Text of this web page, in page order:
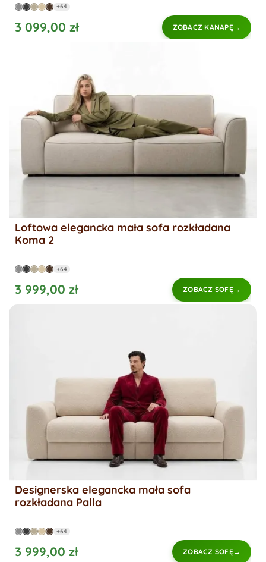
+64
3 099,00 zł ZOBACZ KANAPĘ
Loftowa elegancka mała sofa rozkładana
Koma 2
+64
3 999,00 zł ZOBACZ SOFĘ
Designerska elegancka mała sofa
rozkładana Palla
+64
3 999,00 zł ZOBACZ SOFĘ